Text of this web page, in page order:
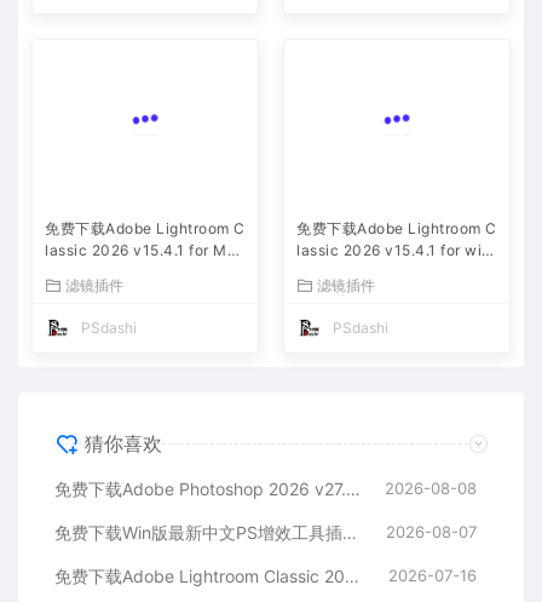
免费下载Adobe Lightroom C
lassic 2026 v15.4.1 for Mac
安装包摄影后期照片图片编辑
工具
滤镜插件
PSdashi
免费下载Adobe Lightroom C
lassic 2026 v15.4.1 for win
安装包摄影后期照片图片编辑
工具
滤镜插件
PSdashi
猜你喜欢
免费下载Adobe Photoshop 2026 v27.9.1 for MAC多国语言版正式中文最新PS软件激活一键安装包Ai智能修图设计师平面设计工具 2026-08-08
免费下载Win版最新中文PS增效工具插件Adobe Camera Raw 2026 ACR v18.5.0 摄影后期一键安装包预设Lrc照片文件文档格式打开处理编辑 2026-08-07
免费下载Adobe Lightroom Classic 2026 v15.4.1 for Mac多国语言版中文LrC软件激活安装包摄影后期照片图片编辑工具 2026-07-16